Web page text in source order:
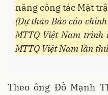
năng công tác Mặt
(Dự thảo Báo cáo
MTTQ Việt Nam trình
MTTQ Việt Nam lần
Theo ông Đỗ Mạnh